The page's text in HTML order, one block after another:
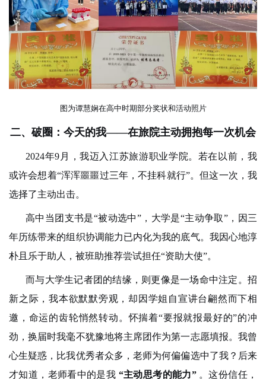
图为谭慧娴在高中时期部分奖状和活动照片
二、破圈：今天的我——在旅院主动拥抱每一次机会
2024年9月，我迈入江苏旅游职业学院。若在以前，我
或许会想着“浑浑噩噩过三年，不挂科就行”。但这一次，我
选择了主动出击。
高中当团支书是“被动选中”，大学是“主动争取”，因三
年历练带来的组织协调能力已内化为我的底气。我因心地淳
朴且乐于助人，被班助推荐尝试担任“资助大使”。
而与大学生记者团的结缘，则更像是一场命中注定。招
新之际，我本欲默默旁观，却因学姐自宣讲台翩然而下相
邀，命运的齿轮悄然转动。怀揣着“要报就报最好的”的冲
劲，换届时我毫不犹豫地将主席团作为第一志愿填报。我曾
心生疑惑，比我优秀者众多，老师为何偏偏选中了我？后来
才知道，老师看中的是我 “主动思考的能力”。这份信任，